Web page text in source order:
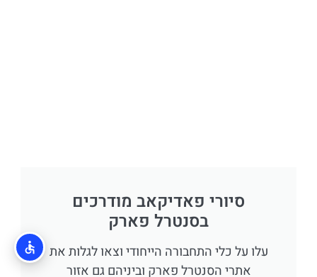
סיורי פאדיקאב מודרכים
בסנטרל פארק
עלו על כלי התחבורה הייחודי וצאו לגלות את
אתרי הסנטרל פארק וביניהם גם אזור